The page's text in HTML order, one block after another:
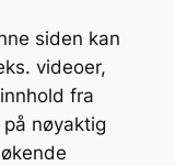
siden kan
videoer,
fra
nøyaktig